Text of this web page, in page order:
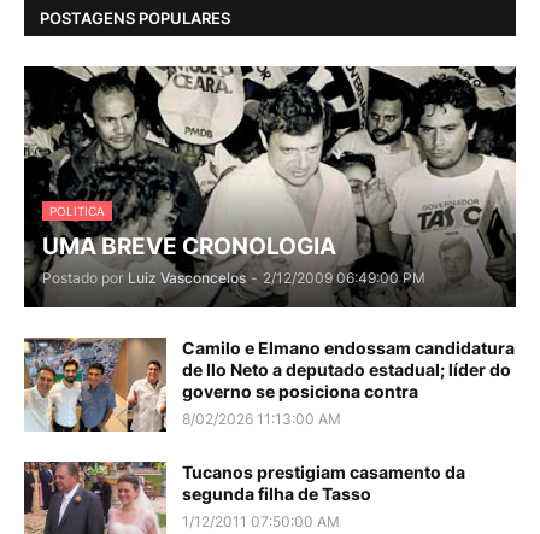
POSTAGENS POPULARES
POLITICA
UMA BREVE CRONOLOGIA
Postado por Luiz Vasconcelos - 2/12/2009 06:49:00 PM
Camilo e Elmano endossam candidatura
de Ilo Neto a deputado estadual; líder do
governo se posiciona contra
8/02/2026 11:13:00 AM
Tucanos prestigiam casamento da
segunda filha de Tasso
1/12/2011 07:50:00 AM